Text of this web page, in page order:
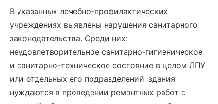
В указанных лечебно-профилактических
учреждениях выявлены нарушения санитарного
законодательства. Среди них:
неудовлетворительное санитарно-гигиеническое
и санитарно-техническое состояние в целом ЛПУ
или отдельных его подразделений, здания
нуждаются в проведении ремонтных работ с